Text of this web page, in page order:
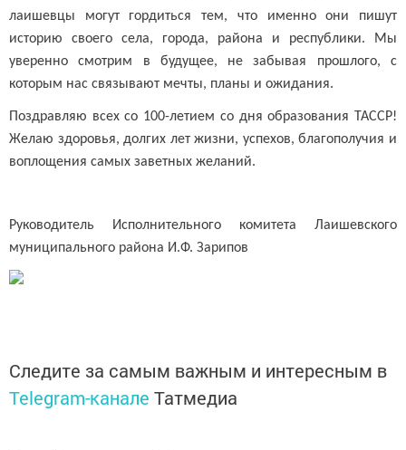
лаишевцы могут гордиться тем, что именно они пишут
историю своего села, города, района и республики. Мы
уверенно смотрим в будущее, не забывая прошлого, с
которым нас связывают мечты, планы и ожидания.
Поздравляю всех со 100-летием со дня образования ТАССР!
Желаю здоровья, долгих лет жизни, успехов, благополучия и
воплощения самых заветных желаний.
Руководитель Исполнительного комитета Лаишевского
муниципального района И.Ф. Зарипов
Следите за самым важным и интересным в
Telegram-канале Татмедиа